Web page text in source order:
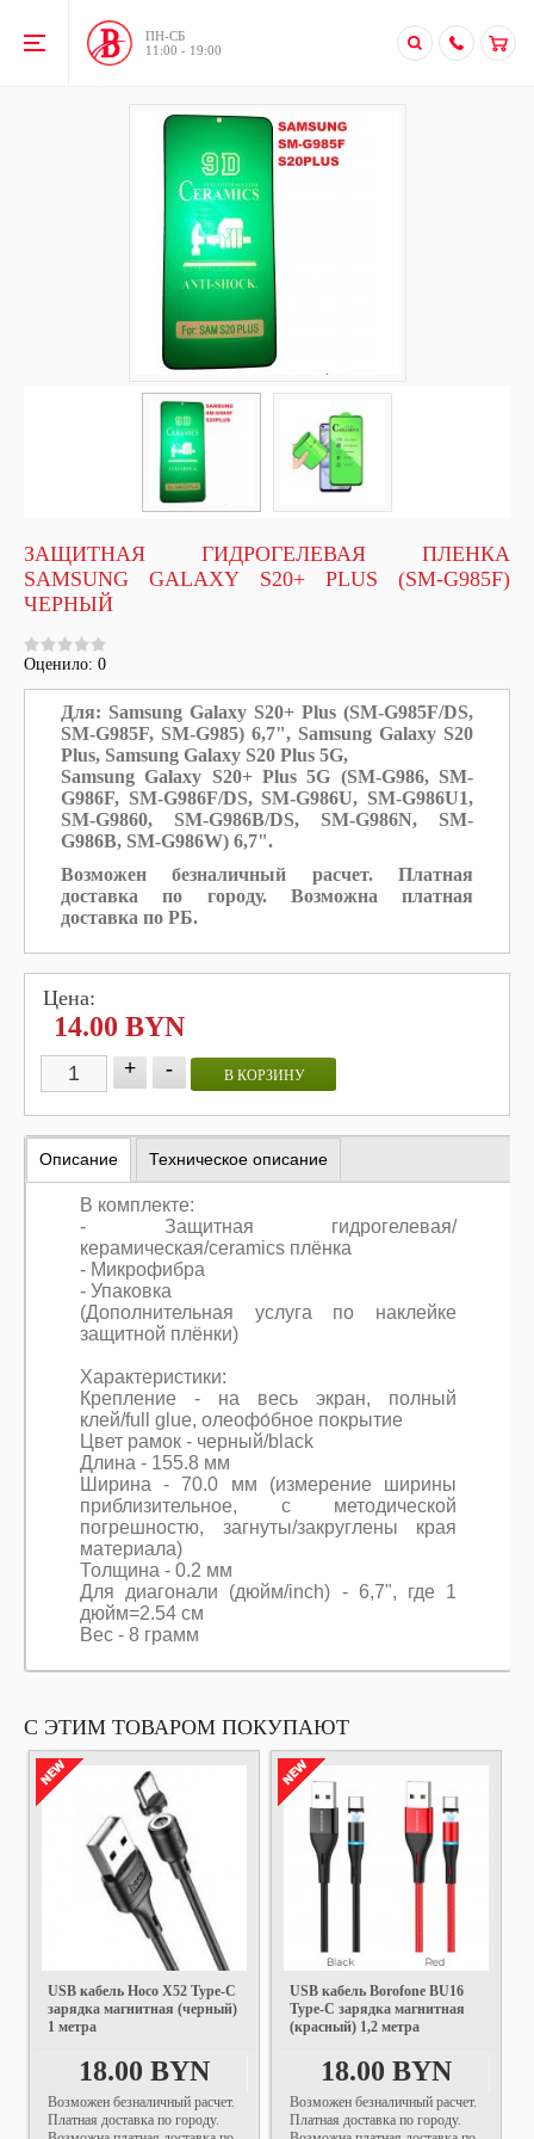
ПН-CБ
11:00 - 19:00
ЗАЩИТНАЯ ГИДРОГЕЛЕВАЯ ПЛЕНКА
SAMSUNG GALAXY S20+ PLUS (SM-G985F)
ЧЕРНЫЙ
Оценило: 0
Для: Samsung Galaxy S20+ Plus (SM-G985F/DS,
SM-G985F, SM-G985) 6,7", Samsung Galaxy S20
Plus, Samsung Galaxy S20 Plus 5G,
Samsung Galaxy S20+ Plus 5G (SM-G986, SM-
G986F, SM-G986F/DS, SM-G986U, SM-G986U1,
SM-G9860, SM-G986B/DS, SM-G986N, SM-
G986B, SM-G986W) 6,7".
Возможен безналичный расчет. Платная
доставка по городу. Возможна платная
доставка по РБ.
Цена:
14.00 BYN
+ - В КОРЗИНУ
Описание Техническое описание
В комплекте:
- Защитная гидрогелевая/
керамическая/ceramics плёнка
- Микрофибра
- Упаковка
(Дополнительная услуга по наклейке
защитной плёнки)
Характеристики:
Крепление - на весь экран, полный
клей/full glue, олеофо́бное покрытие
Цвет рамок - черный/black
Длина - 155.8 мм
Ширина - 70.0 мм (измерение ширины
приблизительное, с методической
погрешностю, загнуты/закруглены края
материала)
Толщина - 0.2 мм
Для диагонали (дюйм/inch) - 6,7", где 1
дюйм=2.54 см
Вес - 8 грамм
С ЭТИМ ТОВАРОМ ПОКУПАЮТ
USB кабель Hoco X52 Type-C
зарядка магнитная (черный)
1 метра
18.00 BYN
Возможен безналичный расчет.
Платная доставка по городу.
USB кабель Borofone BU16
Type-C зарядка магнитная
(красный) 1,2 метра
18.00 BYN
Возможен безналичный расчет.
Платная доставка по городу.